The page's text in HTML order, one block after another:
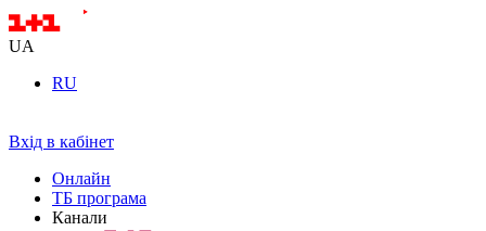
UA
RU
Вхід в кабінет
Онлайн
ТБ програма
Канали